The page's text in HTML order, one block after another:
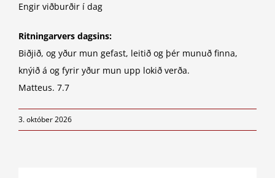
Engir viðburðir í dag
Ritningarvers dagsins:
Biðjið, og yður mun gefast, leitið og þér munuð finna,
knýið á og fyrir yður mun upp lokið verða.
Matteus. 7.7
3. október 2026